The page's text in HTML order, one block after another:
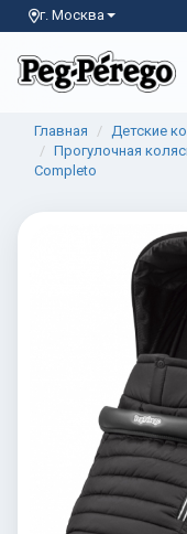
г. Москва
Главная Детские
Прогулочная
Completo